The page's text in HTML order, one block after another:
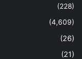
(228)
(4,609)
(26)
(21)